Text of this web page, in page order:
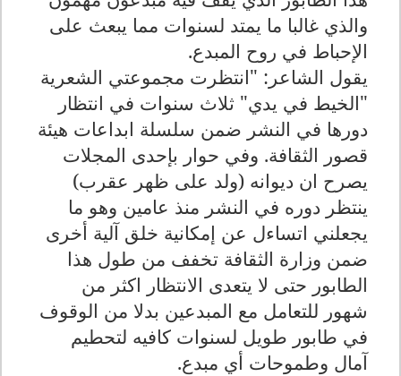
والذي غالبا ما يمتد لسنوات مما يبعث على
الإحباط في روح المبدع.
يقول الشاعر: "انتظرت مجموعتي الشعرية
"الخيط في يدي" ثلاث سنوات في انتظار
دورها في النشر ضمن سلسلة ابداعات هيئة
قصور الثقافة. وفي حوار بإحدى المجلات
يصرح ان ديوانه (ولد على ظهر عقرب)
ينتظر دوره في النشر منذ عامين وهو ما
يجعلني اتساءل عن إمكانية خلق آلية أخرى
ضمن وزارة الثقافة تخفف من طول هذا
الطابور حتى لا يتعدى الانتظار اكثر من
شهور للتعامل مع المبدعين بدلا من الوقوف
في طابور طويل لسنوات كافيه لتحطيم
آمال وطموحات أي مبدع.